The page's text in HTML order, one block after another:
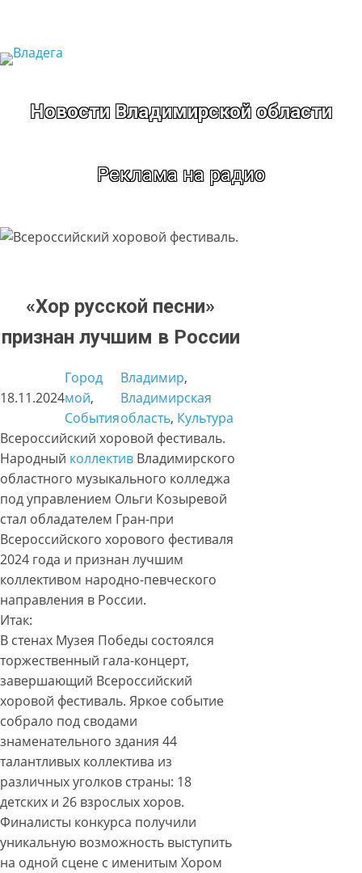
содержимому
Новости Владимирской области
Реклама на радио
«Хор русской песни»
признан лучшим в России
18.11.2024
Город
мой
События
Владимир
Владимирская
область, Культура
Всероссийский хоровой фестиваль.
Народный коллектив Владимирского
областного музыкального колледжа
под управлением Ольги Козыревой
стал обладателем Гран-при
Всероссийского хорового фестиваля
2024 года и признан лучшим
коллективом народно-певческого
направления в России.
Итак:
В стенах Музея Победы состоялся
торжественный гала-концерт,
завершающий Всероссийский
хоровой фестиваль. Яркое событие
собрало под сводами
знаменательного здания 44
талантливых коллектива из
различных уголков страны: 18
детских и 26 взрослых хоров.
Финалисты конкурса получили
уникальную возможность выступить
на одной сцене с именитым Хором